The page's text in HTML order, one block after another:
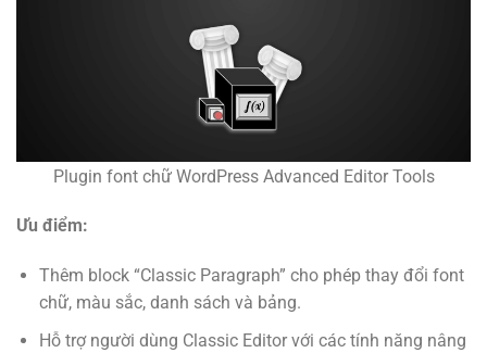
Plugin font chữ WordPress Advanced Editor Tools
Ưu điểm:
Thêm block “Classic Paragraph” cho phép thay đổi font
chữ, màu sắc, danh sách và bảng.
Hỗ trợ người dùng Classic Editor với các tính năng nâng